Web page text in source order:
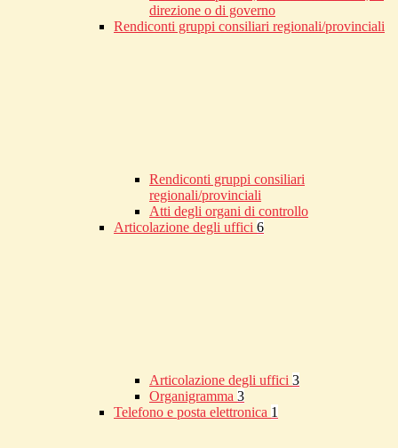
direzione o di governo
Rendiconti gruppi consiliari regionali/provinciali
Rendiconti gruppi consiliari
regionali/provinciali
Atti degli organi di controllo
Articolazione degli uffici 6
Articolazione degli uffici 3
Organigramma 3
Telefono e posta elettronica 1